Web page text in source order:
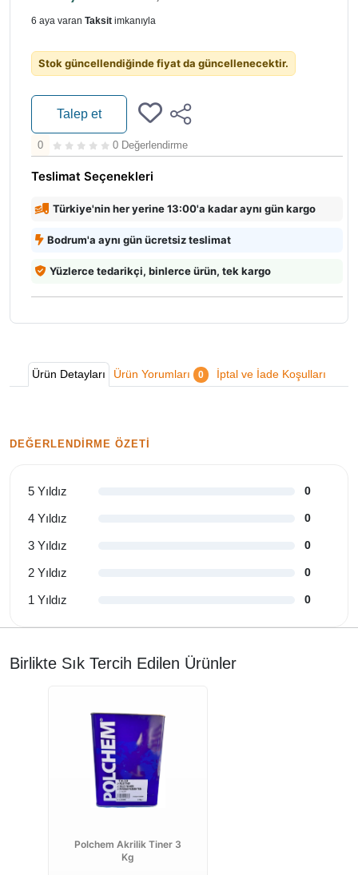
6 aya varan Taksit imkanıyla
Stok güncellendiğinde fiyat da güncellenecektir.
Talep et
0 0 Değerlendirme
Teslimat Seçenekleri
Türkiye'nin her yerine 13:00'a kadar aynı gün kargo
Bodrum'a aynı gün ücretsiz teslimat
Yüzlerce tedarikçi, binlerce ürün, tek kargo
Ürün Detayları Ürün Yorumları 0 İptal ve İade Koşulları
DEĞERLENDIRME ÖZETI
5 Yıldız 0
4 Yıldız 0
3 Yıldız 0
2 Yıldız 0
1 Yıldız 0
Birlikte Sık Tercih Edilen Ürünler
Polchem Akrilik Tiner 3
Kg